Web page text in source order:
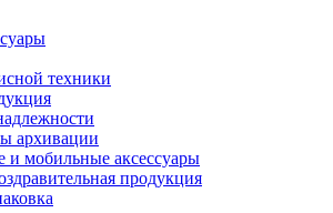
техники
архивации
мобильные аксессуары
продукция